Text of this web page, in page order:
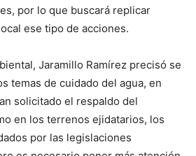
por lo que buscará replicar
ese tipo de acciones.
Jaramillo Ramírez precisó se
temas de cuidado del agua, en
solicitado el respaldo del
en los terrenos ejidatarios, los
por las legislaciones